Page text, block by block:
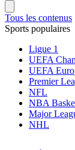
Tous les contenus
Sports populaires
Ligue 1
UEFA
UEFA
Premier
NFL
NBA
Major
NHL